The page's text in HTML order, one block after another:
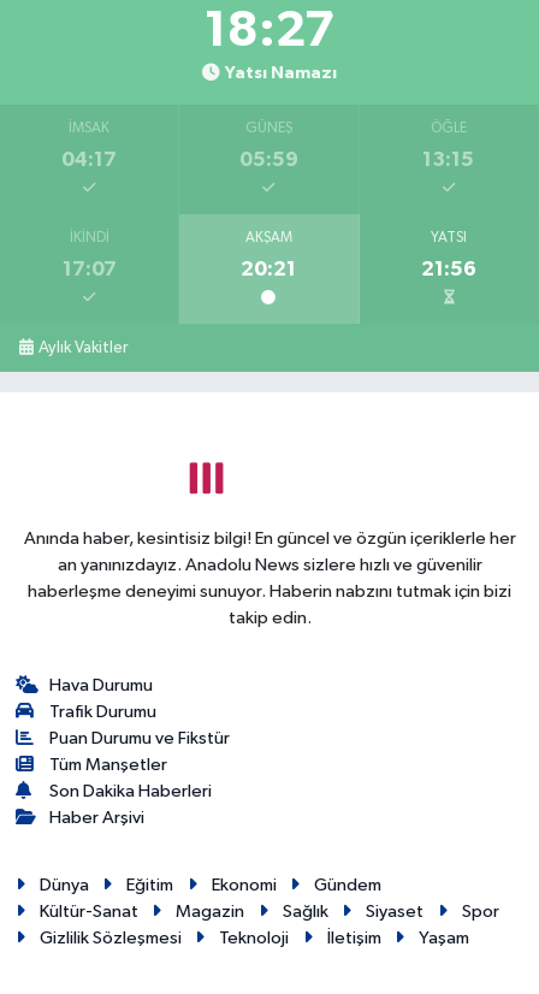
18:26
Yatsı Namazı
İMSAK
04:17
GÜNEŞ
05:59
ÖĞLE
13:15
İKINDI
17:07
AKŞAM
20:21
YATSI
21:56
Aylık Vakitler
Anında haber, kesintisiz bilgi! En güncel ve özgün içeriklerle her
an yanınızdayız. Anadolu News sizlere hızlı ve güvenilir
haberleşme deneyimi sunuyor. Haberin nabzını tutmak için bizi
takip edin.
Hava Durumu
Trafik Durumu
Puan Durumu ve Fikstür
Tüm Manşetler
Son Dakika Haberleri
Haber Arşivi
Dünya Eğitim Ekonomi
Gündem
Kültür-Sanat
Magazin Sağlık Siyaset
Spor
Gizlilik Sözleşmesi
Teknoloji İletişim Yaşam